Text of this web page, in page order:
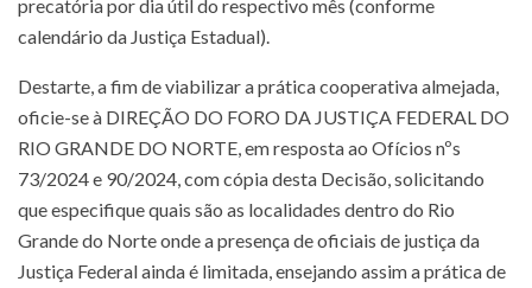
precatória por dia útil do respectivo mês (conforme
calendário da Justiça Estadual).
Destarte, a fim de viabilizar a prática cooperativa almejada,
oficie-se à DIREÇÃO DO FORO DA JUSTIÇA FEDERAL DO
RIO GRANDE DO NORTE, em resposta ao Ofícios nºs
73/2024 e 90/2024, com cópia desta Decisão, solicitando
que especifique quais são as localidades dentro do Rio
Grande do Norte onde a presença de oficiais de justiça da
Justiça Federal ainda é limitada, ensejando assim a prática de